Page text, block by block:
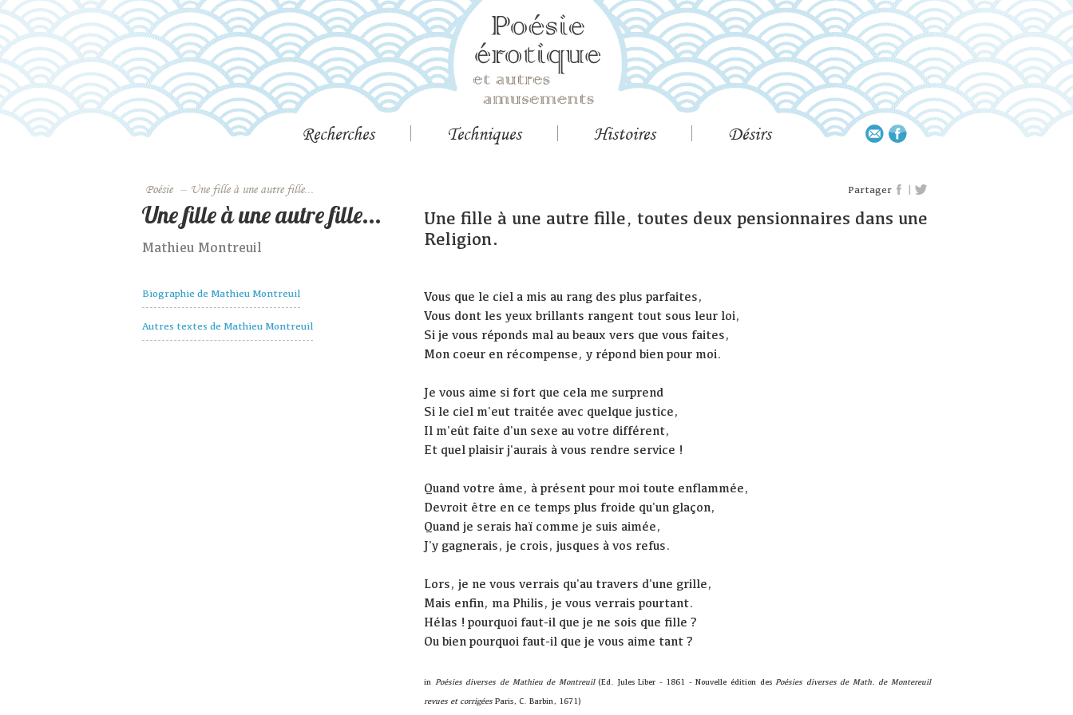
Recherches Techniques Histoires Désirs
Poésie – Une fille à une autre fille... Partager |
Une fille à une autre fille...
Mathieu Montreuil
Biographie de Mathieu Montreuil
Autres textes de Mathieu Montreuil
Une fille à une autre fille, toutes deux pensionnaires dans une
Religion.
Vous que le ciel a mis au rang des plus parfaites,
Vous dont les yeux brillants rangent tout sous leur loi,
Si je vous réponds mal au beaux vers que vous faites,
Mon coeur en récompense, y répond bien pour moi.
Je vous aime si fort que cela me surprend
Si le ciel m'eut traitée avec quelque justice,
Il m'eût faite d'un sexe au votre différent,
Et quel plaisir j'aurais à vous rendre service !
Quand votre âme, à présent pour moi toute enflammée,
Devroit être en ce temps plus froide qu'un glaçon,
Quand je serais haï comme je suis aimée,
J'y gagnerais, je crois, jusques à vos refus.
Lors, je ne vous verrais qu'au travers d'une grille,
Mais enfin, ma Philis, je vous verrais pourtant.
Hélas ! pourquoi faut-il que je ne sois que fille ?
Ou bien pourquoi faut-il que je vous aime tant ?
in Poésies diverses de Mathieu de Montreuil(Ed. Jules Liber - 1861 - Nouvelle édition des Poésies diverses de Math. de Montereuil
revues et corrigées Paris, C. Barbin, 1671)